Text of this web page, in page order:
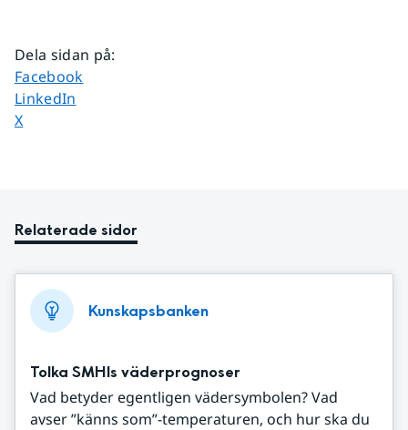
Dela sidan på:
Dela sidan på
Facebook
Dela sidan på
LinkedIn
Dela sidan på
X
Relaterade sidor
Kunskapsbanken
Tolka SMHIs väderprognoser
Vad betyder egentligen vädersymbolen? Vad
avser ”känns som”-temperaturen, och hur ska du